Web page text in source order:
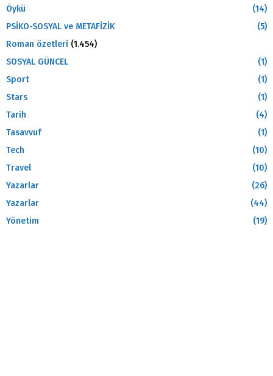
Öykü
(14)
PSİKO-SOSYAL ve METAFİZİK
(5)
Roman özetleri (1.454)
SOSYAL GÜNCEL
(1)
Sport
(1)
Stars
(1)
Tarih
(4)
Tasavvuf
(1)
Tech
(10)
Travel
(10)
Yazarlar
(26)
Yazarlar
(44)
Yönetim
(19)